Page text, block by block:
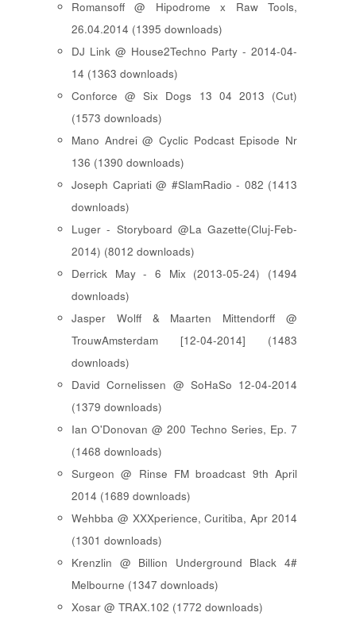
Romansoff @ Hipodrome x Raw Tools,
26.04.2014 (1395 downloads)
DJ Link @ House2Techno Party - 2014-04-
14 (1363 downloads)
Conforce @ Six Dogs 13 04 2013 (Cut)
(1573 downloads)
Mano Andrei @ Cyclic Podcast Episode Nr
136 (1390 downloads)
Joseph Capriati @ #SlamRadio - 082 (1413
downloads)
Luger - Storyboard @La Gazette(Cluj-Feb-
2014) (8012 downloads)
Derrick May - 6 Mix (2013-05-24) (1494
downloads)
Jasper Wolff & Maarten Mittendorff @
TrouwAmsterdam [12-04-2014] (1483
downloads)
David Cornelissen @ SoHaSo 12-04-2014
(1379 downloads)
Ian O'Donovan @ 200 Techno Series, Ep. 7
(1468 downloads)
Surgeon @ Rinse FM broadcast 9th April
2014 (1689 downloads)
Wehbba @ XXXperience, Curitiba, Apr 2014
(1301 downloads)
Krenzlin @ Billion Underground Black 4#
Melbourne (1347 downloads)
Xosar @ TRAX.102 (1772 downloads)